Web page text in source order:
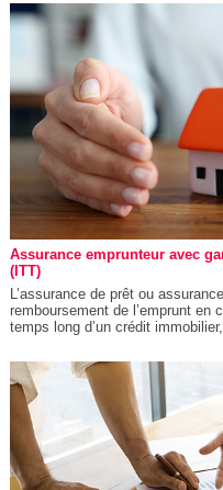
Assurance emprunteur avec
(ITT)
L’assurance de prêt ou
remboursement de l’emprunt en
temps long d’un crédit